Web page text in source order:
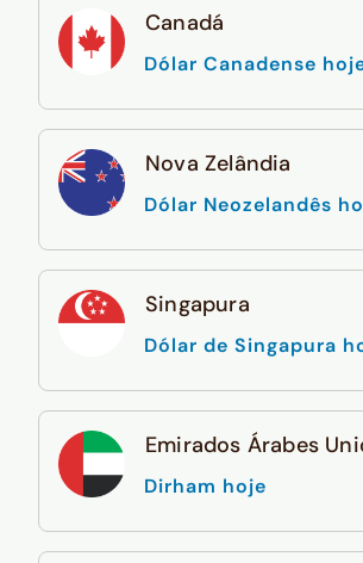
Canadá
Dólar Canadense
Nova Zelândia
Dólar Neozelandês
Singapura
Dólar de Singapura
Emirados Árabes
Dirham hoje